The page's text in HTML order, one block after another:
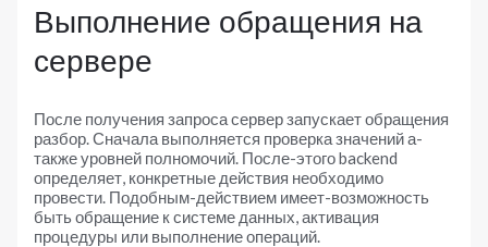
Выполнение обращения на
сервере
После получения запроса сервер запускает обращения
разбор. Сначала выполняется проверка значений а-
также уровней полномочий. После-этого backend
определяет, конкретные действия необходимо
провести. Подобным-действием имеет-возможность
быть обращение к системе данных, активация
процедуры или выполнение операций.